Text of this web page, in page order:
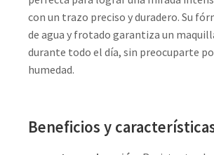
con un trazo preciso y duradero. Su
de agua y frotado garantiza un
durante todo el día, sin preocuparte
humedad.
Beneficios y